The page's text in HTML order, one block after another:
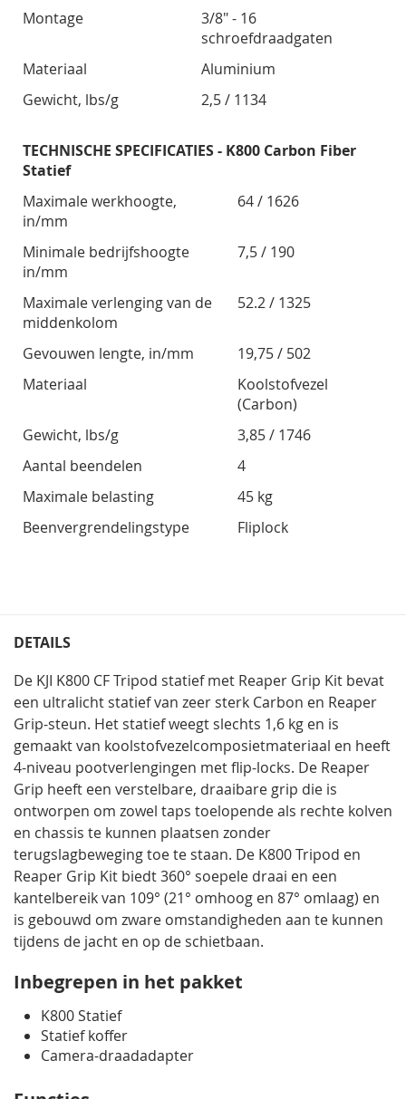
Montage
3/8" - 16
schroefdraadgaten
Materiaal
Aluminium
Gewicht, lbs/g
2,5 / 1134
TECHNISCHE SPECIFICATIES - K800 Carbon Fiber
Statief
Maximale werkhoogte,
in/mm
64 / 1626
Minimale bedrijfshoogte
in/mm
7,5 / 190
Maximale verlenging van de
middenkolom
52.2 / 1325
Gevouwen lengte, in/mm
19,75 / 502
Materiaal
Koolstofvezel
(Carbon)
Gewicht, lbs/g
3,85 / 1746
Aantal beendelen
4
Maximale belasting
45 kg
Beenvergrendelingstype
Fliplock
DETAILS
De KJI K800 CF Tripod statief met Reaper Grip Kit bevat
een ultralicht statief van zeer sterk Carbon en Reaper
Grip-steun. Het statief weegt slechts 1,6 kg en is
gemaakt van koolstofvezelcomposietmateriaal en heeft
4-niveau pootverlengingen met flip-locks. De Reaper
Grip heeft een verstelbare, draaibare grip die is
ontworpen om zowel taps toelopende als rechte kolven
en chassis te kunnen plaatsen zonder
terugslagbeweging toe te staan. De K800 Tripod en
Reaper Grip Kit biedt 360° soepele draai en een
kantelbereik van 109° (21° omhoog en 87° omlaag) en
is gebouwd om zware omstandigheden aan te kunnen
tijdens de jacht en op de schietbaan.
Inbegrepen in het pakket
K800 Statief
Statief koffer
Camera-draadadapter